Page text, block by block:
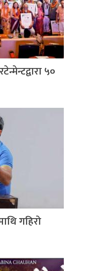
५०
गहिरो